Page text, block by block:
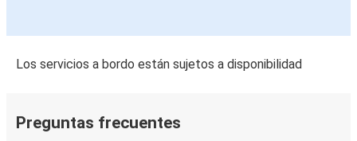
Los servicios a bordo están sujetos a disponibilidad
Preguntas frecuentes